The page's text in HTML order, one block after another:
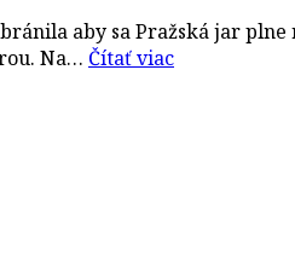
aby sa Pražská jar
Na… Čítať viac